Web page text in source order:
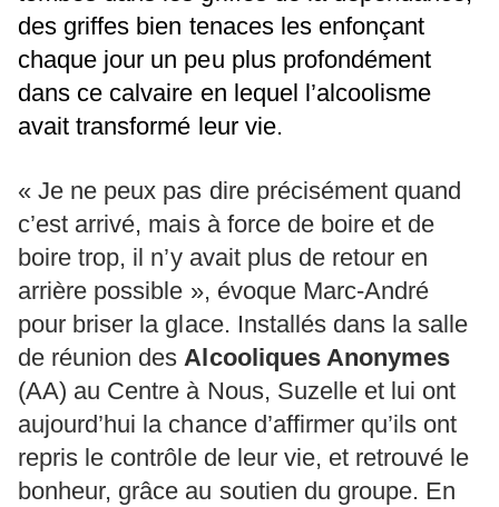
des griffes bien tenaces les enfonçant
chaque jour un peu plus profondément
dans ce calvaire en lequel l’alcoolisme
avait transformé leur vie.
« Je ne peux pas dire précisément quand
c’est arrivé, mais à force de boire et de
boire trop, il n’y avait plus de retour en
arrière possible », évoque Marc-André
pour briser la glace. Installés dans la salle
de réunion desAlcooliques Anonymes
(AA) au Centre à Nous, Suzelle et lui ont
aujourd’hui la chance d’affirmer qu’ils ont
repris le contrôle de leur vie, et retrouvé le
bonheur, grâce au soutien du groupe. En